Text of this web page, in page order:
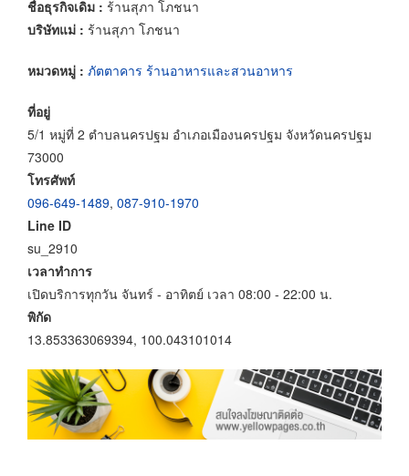
ชื่อธุรกิจเดิม : ร้านสุภา โภชนา
บริษัทแม่ : ร้านสุภา โภชนา
หมวดหมู่ : ภัตตาคาร ร้านอาหารและสวนอาหาร
ที่อยู่
5/1 หมู่ที่ 2 ตำบลนครปฐม อำเภอเมืองนครปฐม จังหวัดนครปฐม
73000
โทรศัพท์
096-649-1489, 087-910-1970
Line ID
su_2910
เวลาทำการ
เปิดบริการทุกวัน จันทร์ - อาทิตย์ เวลา 08:00 - 22:00 น.
พิกัด
13.853363069394, 100.043101014